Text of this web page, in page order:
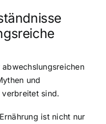
und
sind.
ist nicht nur